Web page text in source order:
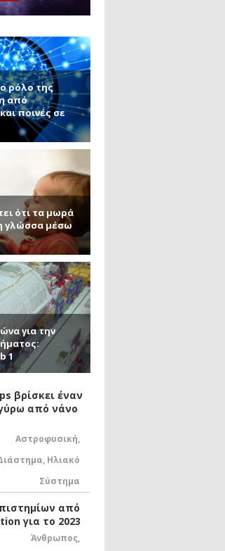
(Μέρος
ρόλο της
από
ποινές σε
ότι τα μωρά
γλώσσα μέσω
για την
1
βρίσκει έναν
από νάνο
Αστροφυσική,
, Ηλιακό
Σύστημα
από
για το 2023
Άνθρωπος,